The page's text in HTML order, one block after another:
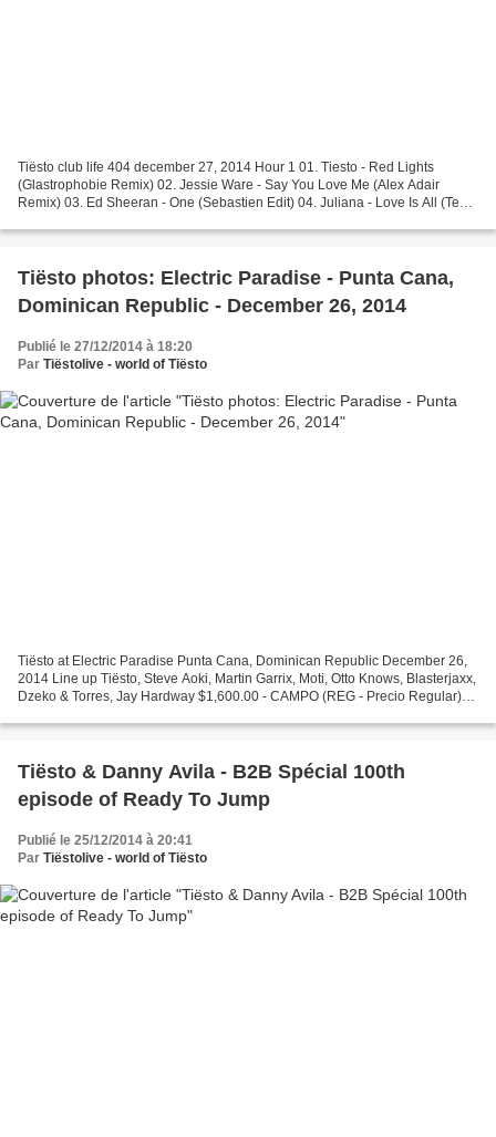
Tiësto club life 404 december 27, 2014 Hour 1 01. Tiesto - Red Lights
(Glastrophobie Remix) 02. Jessie Ware - Say You Love Me (Alex Adair
Remix) 03. Ed Sheeran - One (Sebastien Edit) 04. Juliana - Love Is All (Tez
Tiësto photos: Electric Paradise - Punta Cana,
Dominican Republic - December 26, 2014
Publié le 27/12/2014 à 18:20
Par Tiëstolive - world of Tiësto
Tiësto at Electric Paradise Punta Cana, Dominican Republic December 26,
2014 Line up Tiësto, Steve Aoki, Martin Garrix, Moti, Otto Knows, Blasterjaxx,
Dzeko & Torres, Jay Hardway $1,600.00 - CAMPO (REG - Precio Regular)
Tiësto & Danny Avila - B2B Spécial 100th
episode of Ready To Jump
Publié le 25/12/2014 à 20:41
Par Tiëstolive - world of Tiësto